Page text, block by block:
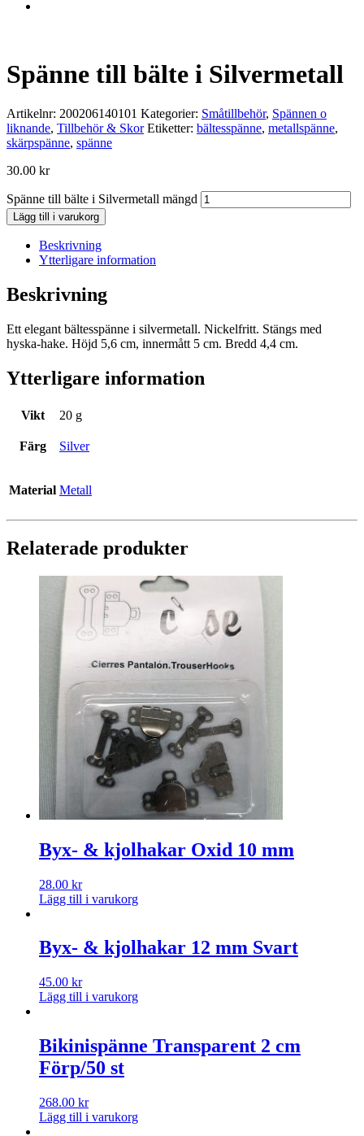
Spänne till bälte i Silvermetall
Artikelnr: 200206140101 Kategorier: Småtillbehör, Spännen o
liknande, Tillbehör & Skor Etiketter: bältesspänne, metallspänne,
skärpspänne, spänne
30.00 kr
Spänne till bälte i Silvermetall mängd
Lägg till i varukorg
Beskrivning
Ytterligare information
Beskrivning
Ett elegant bältesspänne i silvermetall. Nickelfritt. Stängs med
hyska-hake. Höjd 5,6 cm, innermått 5 cm. Bredd 4,4 cm.
Ytterligare information
Vikt 20 g
Färg Silver
Material Metall
Relaterade produkter
Byx- & kjolhakar Oxid 10 mm
28.00 kr
Lägg till i varukorg
Byx- & kjolhakar 12 mm Svart
45.00 kr
Lägg till i varukorg
Bikinispänne Transparent 2 cm
Förp/50 st
268.00 kr
Lägg till i varukorg